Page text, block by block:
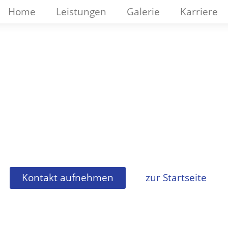
Home Leistungen Galerie Karriere
Kontakt aufnehmen zur Startseite